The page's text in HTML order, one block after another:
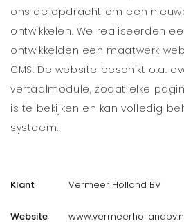
ons de opdracht om een
ontwikkelen. We realiseerden
ontwikkelden een maatwerk
CMS. De website beschikt o.a.
vertaalmodule, zodat elke
is te bekijken en kan volledig
systeem.
Klant Vermeer Holland BV
Website